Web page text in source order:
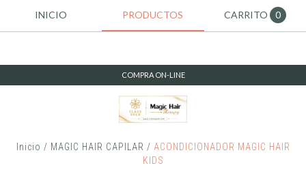
INICIO PRODUCTOS CARRITO 0
COMPRA ON-LINE
Inicio / MAGIC HAIR CAPILAR / ACONDICIONADOR MAGIC HAIR
KIDS